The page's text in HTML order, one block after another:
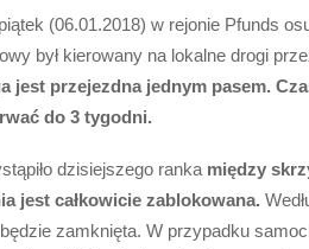
(06.01.2018) w rejonie Pfunds
był kierowany na lokalne drogi
jest przejezdna jednym pasem.
do 3 tygodni.
dzisiejszego ranka między
jest całkowicie zablokowana.
zamknięta. W przypadku